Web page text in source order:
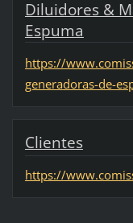
Diluidores &
Espuma
https://
generadoras-de-
Clientes
https://